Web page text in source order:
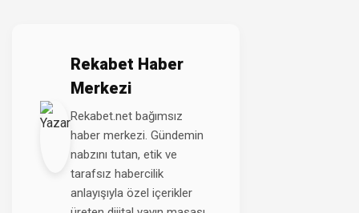
Rekabet Haber
Merkezi
Rekabet.net bağımsız
haber merkezi. Gündemin
nabzını tutan, etik ve
tarafsız habercilik
anlayışıyla özel içerikler